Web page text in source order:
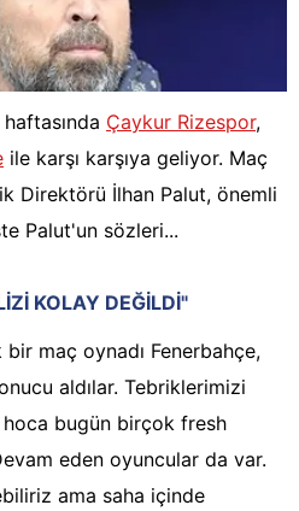
Çaykur Rizespor,
ile karşı karşıya geliyor. Maç
Direktörü İlhan Palut, önemli
Palut'un sözleri...
KOLAY DEĞİLDİ"
maç oynadı Fenerbahçe,
aldılar. Tebriklerimizi
bugün birçok fresh
eden oyuncular da var.
ama saha içinde